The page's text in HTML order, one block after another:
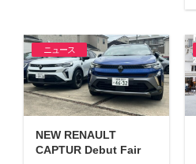
ニュース
NEW RENAULT
CAPTUR Debut Fair